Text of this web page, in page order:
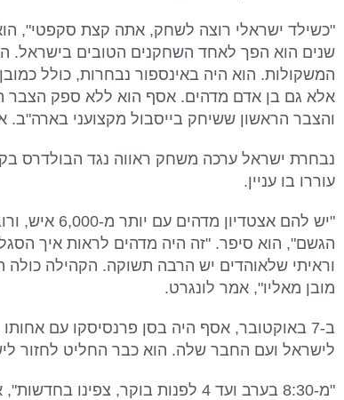
שנים הוא הפך לאחד השחקנים הטובים בישראל.
המשקולות. הוא היה באינספור נבחרות, כולל
אלא גם בן אדם מדהים. אסף הוא ללא ספק הצבר
והצבר הראשון ששיחק בייסבול מקצועני בארה"ב.
נבחרת ישראל ערכה משחק ראווה נגד הבולדרס
עוררו בו עניין.
"יש להם
הגשם", הוא סיפר. "זה היה מדהים לראות איך
וראיתי שלאוהדים יש הרבה תשוקה. הקהילה כולה
מובן מאליו", אמר לונגרט.
ב-7 באוקטובר, אסף היה בסן פרנסיסקו עם
לישראל ועם החבר שלה. הוא כבר החליט לחזור
"מ-8:30 בערב ועד 4 לפנות בוקר,